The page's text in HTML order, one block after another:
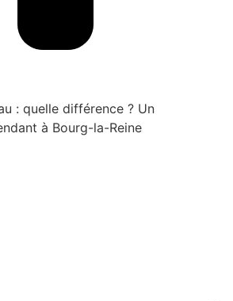
: quelle différence ? Un
à Bourg-la-Reine